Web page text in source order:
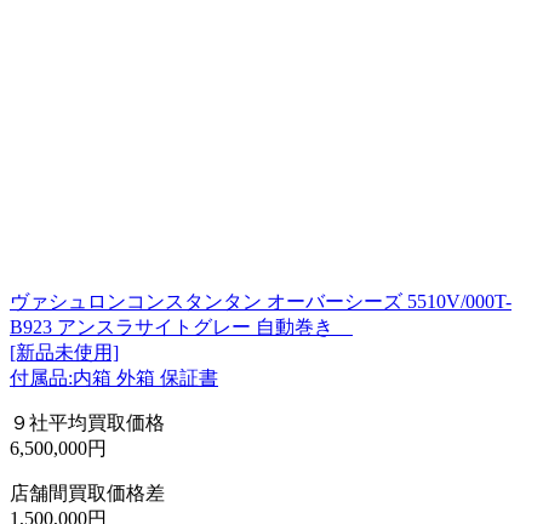
ヴァシュロンコンスタンタン オーバーシーズ 5510V/000T-
B923 アンスラサイトグレー 自動巻き
[新品未使用]
付属品:内箱 外箱 保証書
９社平均買取価格
6,500,000円
店舗間買取価格差
1,500,000円